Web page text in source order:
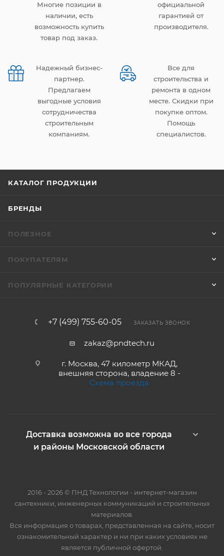
Многие позиции в
наличии, есть
возможность купить
товар под заказ.
официальной
гарантией от
производителя.
Надежный бизнес-
партнер.
Предлагаем
выгодные условия
сотрудничества
строительным
компаниям.
Все для
строительства и
ремонта в одном
месте. Скидки при
покупке оптом.
Помощь
специалистов.
КАТАЛОГ ПРОДУКЦИИ
БРЕНДЫ
ПОЛЕЗНОЕ
ПОКУПАТЕЛЯМ
ПОПУЛЯРНЫЕ КАТЕГОРИИ
+7 (499) 755-60-05 ЗАКАЗАТЬ ЗВОНОК
zakaz@pndtech.ru
г. Москва, 47 километр МКАД,
внешняя сторона, владение 8 -
Схема проезда
Доставка возможна во все города
и районы Московской области
2016 - 2026 © ПНД Технологии - интернет-магазин
сантехники, инженерных коммуникаций и строительных
материалов.
Вся информация о товарах, представленная на сайте, носит
ознакомительный характер и ни при каких условиях не
является публичной офертой.